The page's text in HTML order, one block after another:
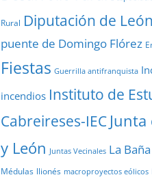
Rural Diputación de León
puente de Domingo Flórez
Fiestas Guerrilla antifranquista
incendios Instituto de
Cabreireses-IEC
y León Juntas Vecinales La Baña
Médulas llionés macroproyectos eólicos